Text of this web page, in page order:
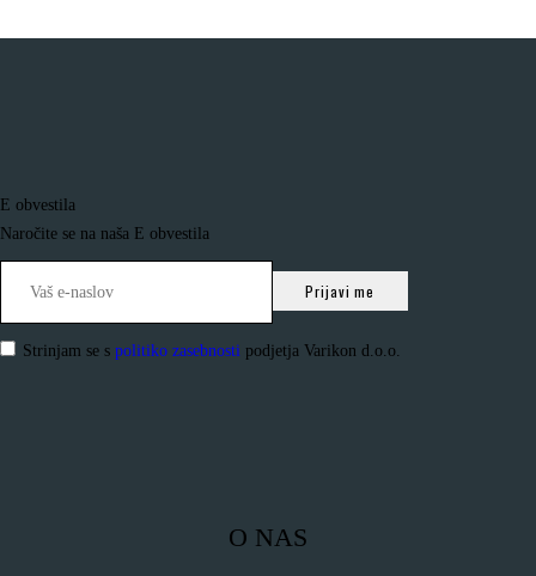
E obvestila
Naročite se na naša E obvestila
Strinjam se s politiko zasebnosti podjetja Varikon d.o.o.
O NAS